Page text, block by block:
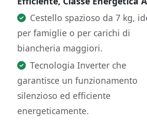
Cestello spazioso da 7 kg,
per famiglie o per carichi di
biancheria maggiori.
Tecnologia Inverter che
garantisce un funzionamento
silenzioso ed efficiente
energeticamente.